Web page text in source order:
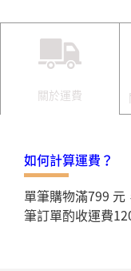
關於運費
如何計算運費？
單筆購物滿799
筆訂單酌收運費